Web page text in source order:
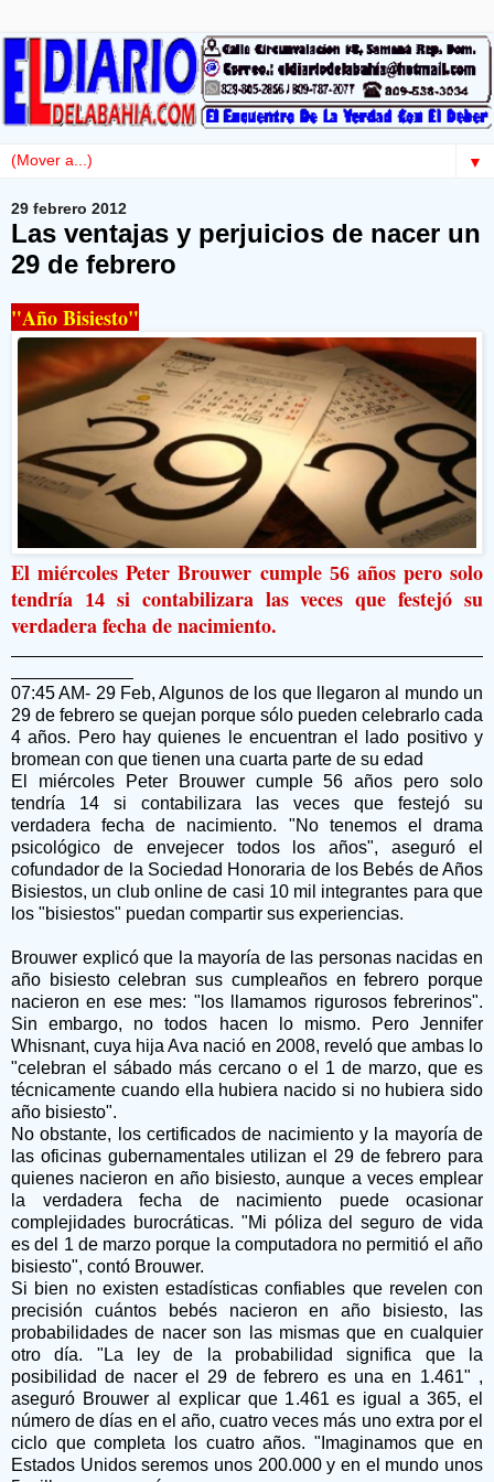
▼
29 febrero 2012
Las ventajas y perjuicios de nacer un
29 de febrero
"Año Bisiesto"
El miércoles Peter Brouwer cumple 56años pero solo
tendría 14si contabilizara las veces que festejó su
verdadera fecha de nacimiento.
07:45 AM- 29 Feb, Algunos de los que llegaron al mundo un
29 de febrero se quejan porque sólo pueden celebrarlo cada
4 años. Pero hay quienes le encuentran el lado positivo y
bromean con que tienen una cuarta parte de su edad
El miércoles Peter Brouwer cumple 56 años pero solo
tendría 14 si contabilizara las veces que festejó su
verdadera fecha de nacimiento. "No tenemos el drama
psicológico de envejecer todos los años", aseguró el
cofundador de la Sociedad Honoraria de los Bebés de Años
Bisiestos, un club online de casi 10 mil integrantes para que
los "bisiestos" puedan compartir sus experiencias.
Brouwer explicó que la mayoría de las personas nacidas en
año bisiesto celebran sus cumpleaños en febrero porque
nacieron en ese mes: "los llamamos rigurosos febrerinos".
Sin embargo, no todos hacen lo mismo. Pero Jennifer
Whisnant, cuya hija Ava nació en 2008, reveló que ambas lo
"celebran el sábado más cercano o el 1 de marzo, que es
técnicamente cuando ella hubiera nacido si no hubiera sido
año bisiesto".
No obstante, los certificados de nacimiento y la mayoría de
las oficinas gubernamentales utilizan el 29 de febrero para
quienes nacieron en año bisiesto, aunque a veces emplear
la verdadera fecha de nacimiento puede ocasionar
complejidades burocráticas. "Mi póliza del seguro de vida
es del 1 de marzo porque la computadora no permitió el año
bisiesto", contó Brouwer.
Si bien no existen estadísticas confiables que revelen con
precisión cuántos bebés nacieron en año bisiesto, las
probabilidades de nacer son las mismas que en cualquier
otro día. "La ley de la probabilidad significa que la
posibilidad de nacer el 29 de febrero es una en 1.461" ,
aseguró Brouwer al explicar que 1.461 es igual a 365, el
número de días en el año, cuatro veces más uno extra por el
ciclo que completa los cuatro años. "Imaginamos que en
Estados Unidos seremos unos 200.000 y en el mundo unos